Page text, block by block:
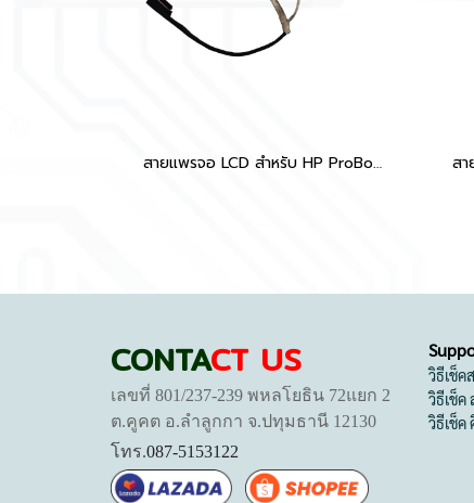
สายแพรจอ LCD สำหรับ HP ProBook G5 Series: 430 G5, 431 G5, 435 G5, 436 G5, 440 G5, 441 G5, 450 G5, 451 G5, 455 G5 อะไหล่ OEM เปลี่ยนคุณภาพสูง
CONTACT US
เลขที่ 801/237-239 พหลโยธิน 72แยก 2
ต.คูคต อ.ลำลูกกา จ.ปทุมธานี 12130
โทร.087-5153122
วิธีเช็ค
วิธีเช็ค
วิธีเช็ค